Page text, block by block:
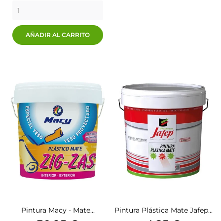
AÑADIR AL CARRITO
Pintura Macy - Mate... Pintura Plástica Mate Jafep...